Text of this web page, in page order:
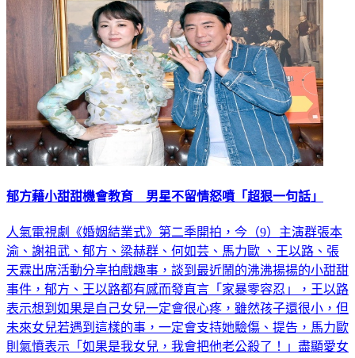
郁方藉小甜甜機會教育 男星不留情怒噴「超狠一句話」
人氣電視劇《婚姻結業式》第二季開拍，今（9）主演群張本
渝、謝祖武、郁方、梁赫群、何如芸、馬力歐 、王以路、張
天霖出席活動分享拍戲趣事，談到最近鬧的沸沸揚揚的小甜甜
事件，郁方、王以路都有感而發直言「家暴零容忍」，王以路
表示想到如果是自己女兒一定會很心疼，雖然孩子還很小，但
未來女兒若遇到這樣的事，一定會支持她驗傷、提告，馬力歐
則氣憤表示「如果是我女兒，我會把他老公殺了！」盡顯愛女